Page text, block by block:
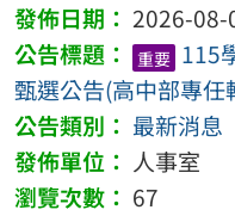
2026-08-
重要 115
甄選公告(高中部專任
最新消息
人事室
67